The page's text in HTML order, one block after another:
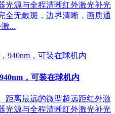
光源与全程清晰红外激光补光
全无散斑，边界清晰，画质通
...
，可装在球机内
距离最远的微型超远距红外激
光源与全程清晰红外激光补光